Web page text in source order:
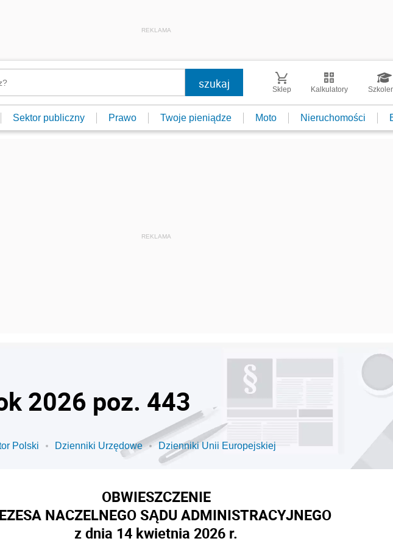
REKLAMA
Sklep Kalkulatory
Sektor publiczny Prawo Twoje pieniądze Moto Nieruchomości
2026 poz. 443
Polski Dzienniki Urzędowe Dzienniki Unii Europejskiej
OBWIESZCZENIE
NACZELNEGO SĄDU ADMINISTRACYJNEGO
z dnia 14 kwietnia 2026 r.